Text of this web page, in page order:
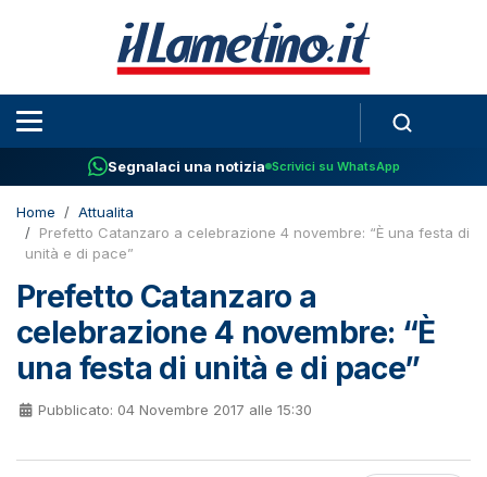
Segnalaci una notizia Scrivici su WhatsApp
Home
Attualita
Prefetto Catanzaro a celebrazione 4 novembre: “È una festa di
unità e di pace”
Prefetto Catanzaro a
celebrazione 4 novembre: “È
una festa di unità e di pace”
Pubblicato: 04 Novembre 2017 alle 15:30